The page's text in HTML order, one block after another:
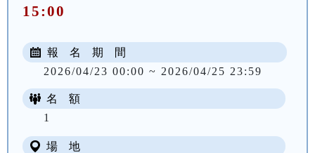
15:00
報 名 期 間
2026/04/23 00:00 ~ 2026/04/25 23:59
名 額
1
場 地